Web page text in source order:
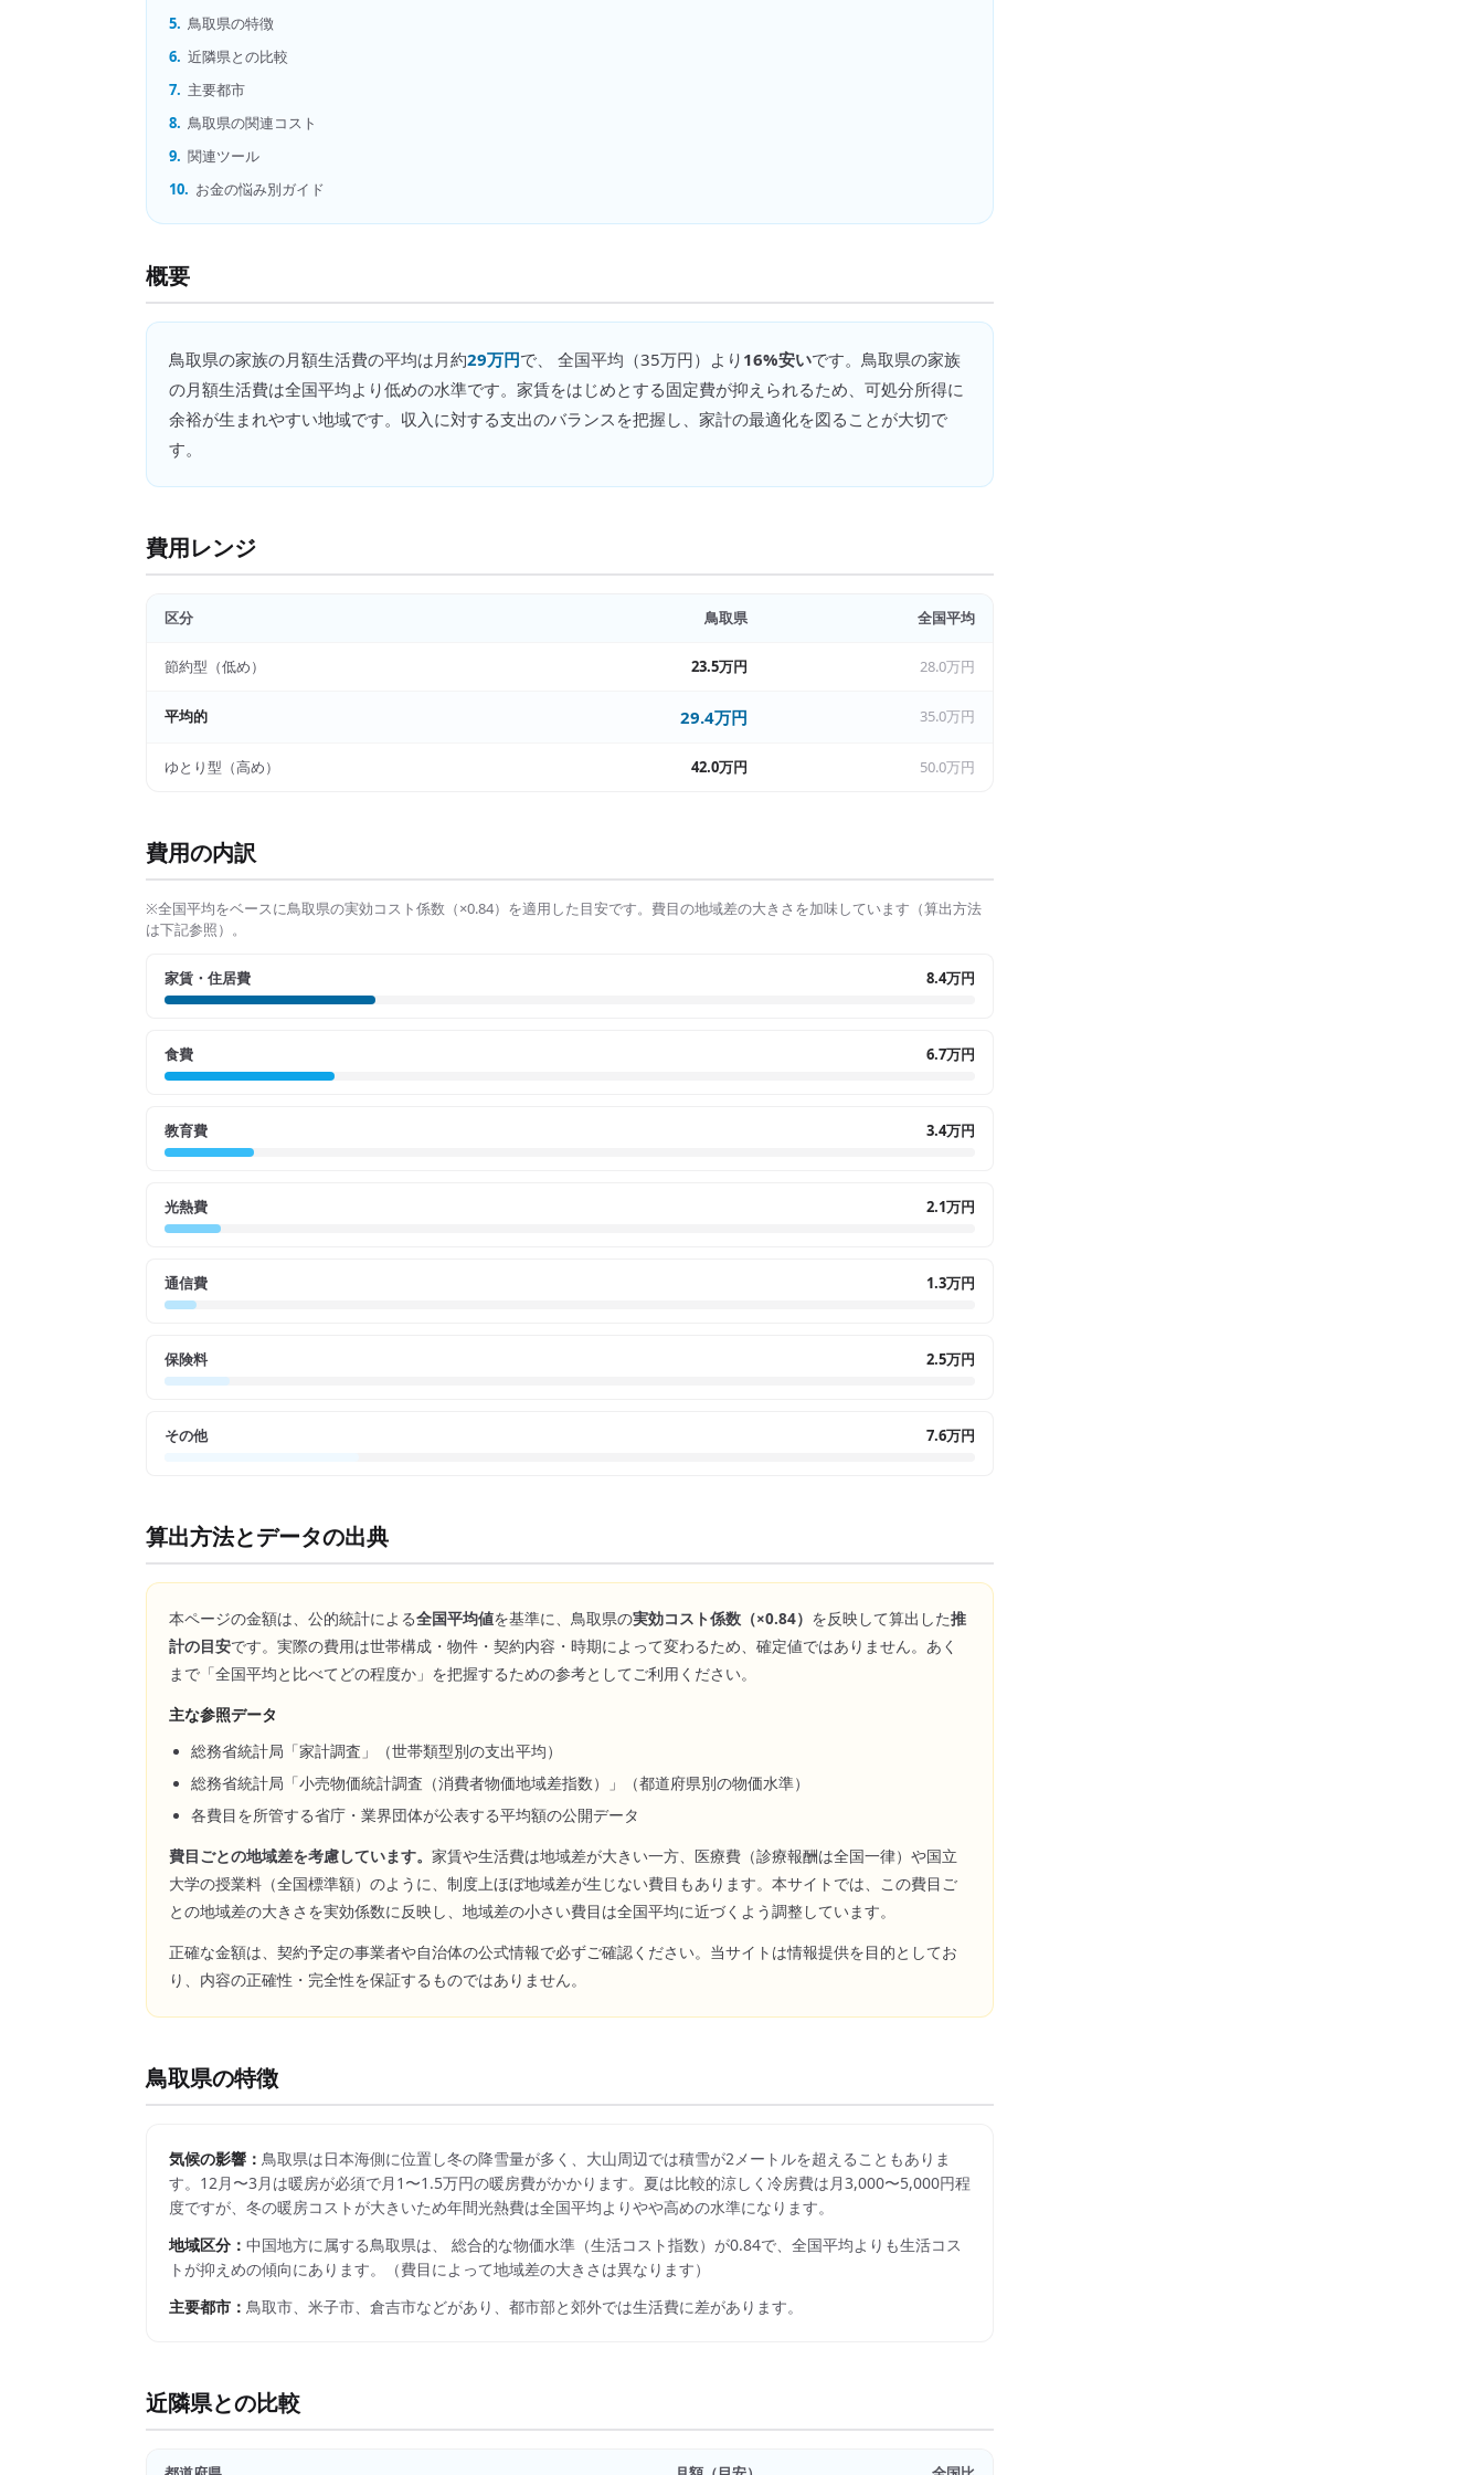
5. 鳥取県の特徴
6. 近隣県との比較
7. 主要都市
8. 鳥取県の関連コスト
9. 関連ツール
10. お金の悩み別ガイド
概要
鳥取県の家族の月額生活費の平均は月約29万円で、 全国平均（35万円）より 16%安いです。 鳥取県の家族
の月額生活費は全国平均より低めの水準です。家賃をはじめとする固定費が抑えられるため、可処分所得に
余裕が生まれやすい地域です。収入に対する支出のバランスを把握し、家計の最適化を図ることが大切で
す。
費用レンジ
区分 鳥取県 全国平均
節約型（低め） 23.5万円 28.0万円
平均的 29.4万円 35.0万円
ゆとり型（高め） 42.0万円 50.0万円
費用の内訳
※全国平均をベースに鳥取県の実効コスト係数（×0.84）を適用した目安です。費目の地域差の大きさを加味しています（算出方法
は下記参照）。
家賃・住居費 8.4万円
食費 6.7万円
教育費 3.4万円
光熱費 2.1万円
通信費 1.3万円
保険料 2.5万円
その他 7.6万円
算出方法とデータの出典
本ページの金額は、公的統計による全国平均値を基準に、 鳥取県の実効コスト係数（×0.84） を反映して算出した推
計の目安です。実際の費用は世帯構成・物件・契約内容・時期によって変わるため、確定値ではありません。あく
まで「全国平均と比べてどの程度か」を把握するための参考としてご利用ください。
主な参照データ
総務省統計局「家計調査」（世帯類型別の支出平均）
総務省統計局「小売物価統計調査（消費者物価地域差指数）」（都道府県別の物価水準）
各費目を所管する省庁・業界団体が公表する平均額の公開データ
費目ごとの地域差を考慮しています。 家賃や生活費は地域差が大きい一方、医療費（診療報酬は全国一律）や国立
大学の授業料（全国標準額）のように、制度上ほぼ地域差が生じない費目もあります。本サイトでは、この費目ご
との地域差の大きさを実効係数に反映し、地域差の小さい費目は全国平均に近づくよう調整しています。
正確な金額は、契約予定の事業者や自治体の公式情報で必ずご確認ください。当サイトは情報提供を目的としてお
り、内容の正確性・完全性を保証するものではありません。
鳥取県の特徴
気候の影響： 鳥取県は日本海側に位置し冬の降雪量が多く、大山周辺では積雪が2メートルを超えることもありま
す。12月〜3月は暖房が必須で月1〜1.5万円の暖房費がかかります。夏は比較的涼しく冷房費は月3,000〜5,000円程
度ですが、冬の暖房コストが大きいため年間光熱費は全国平均よりやや高めの水準になります。
地域区分： 中国地方に属する鳥取県は、 総合的な物価水準（生活コスト指数）が0.84で、 全国平均よりも生活コス
トが抑えめの傾向にあります。
（費目によって地域差の大きさは異なります）
主要都市： 鳥取市、米子市、倉吉市などがあり、都市部と郊外では生活費に差があります。
近隣県との比較